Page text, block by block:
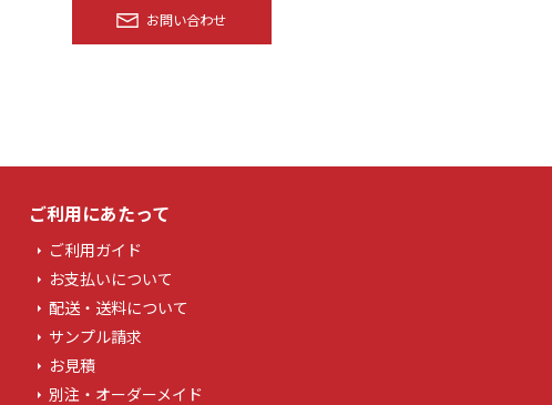
お問い合わせ
ご利用にあたって
ご利用ガイド
お支払いについて
配送・送料について
サンプル請求
お見積
別注・オーダーメイド